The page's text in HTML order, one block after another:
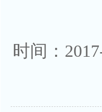
时间：